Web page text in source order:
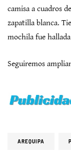
camisa a cuadros
zapatilla blanca.
mochila fue
Seguiremos
AREQUIPA